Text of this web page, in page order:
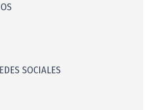
SOCIALES